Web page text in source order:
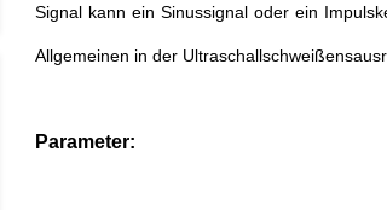
Signal kann ein Sinussignal oder ein
Allgemeinen in der
Parameter: